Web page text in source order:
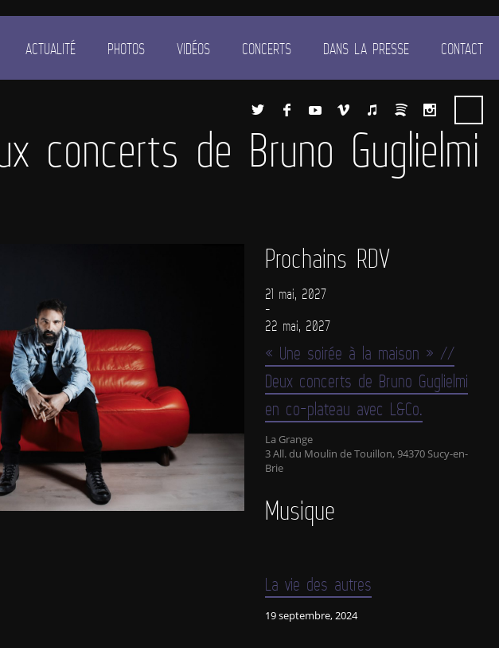
ACTUALITÉ PHOTOS VIDÉOS CONCERTS DANS LA PRESSE CONTACT
de Bruno Guglielmi
Prochains RDV
21 mai, 2027
-
22 mai, 2027
« Une soirée à la maison » //
Deux concerts de Bruno Guglielmi
en co-plateau avec L&Co.
La Grange
3 All. du Moulin de Touillon, 94370 Sucy-en-
Brie
Musique
La vie des autres
19 septembre, 2024